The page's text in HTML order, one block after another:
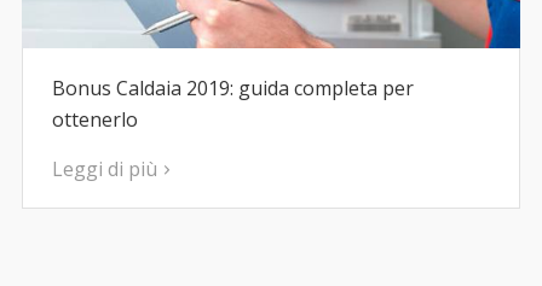
Bonus Caldaia 2019: guida completa per
ottenerlo
Leggi di più